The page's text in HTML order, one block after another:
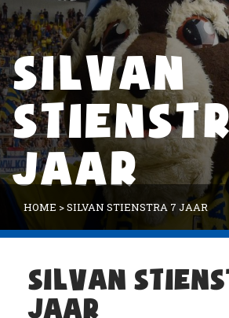
SILVAN
JAAR
HOME >SILVAN STIENSTRA 7 JAAR
SILVAN
JAAR